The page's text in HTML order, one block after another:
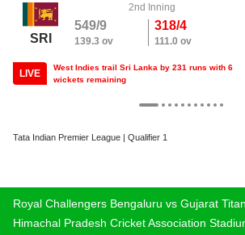
SRI
2nd Inning
549/9
139.3 ov
318/4
111.0 ov
LIVE
West Indies trail Sri Lanka by 231 runs with 6
wickets remaining
Tata Indian Premier League | Qualifier 1
Royal Challengers Bengaluru vs Gujarat
Himachal Pradesh Cricket Association